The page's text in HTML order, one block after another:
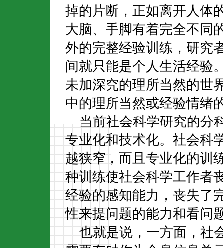
掉的片断，正如离开人体
大脑、手脚有着完全不同
外的完整经验训练，研究
间就只能是个人生活经验
未加深究的理所当然的世
中的理所当然或经验情绪
当前社会科学研究的分
专业化和技术化。社会科
越狭窄，而且专业化的训
种训练使社会科学工作者
经验的感知能力，丧失了
性来提问题的能力和看问
也就是说，一方面，社